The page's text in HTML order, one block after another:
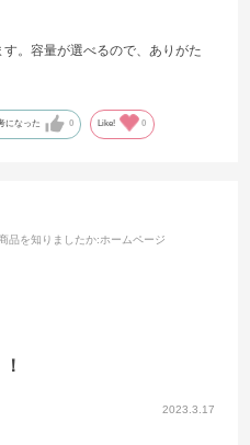
。容量が選べるので、ありがた
になった 0 Like! 0
2023.3.17
品を知りましたか:ホームページ